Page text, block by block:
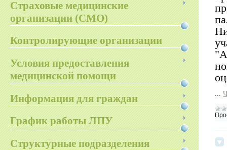
Страховые медицинские
организации (СМО)
Контролирующие организации
Условия предоставления
медицинской помощи
Информация для граждан
График работы ЛПУ
Структурные подразделения
...